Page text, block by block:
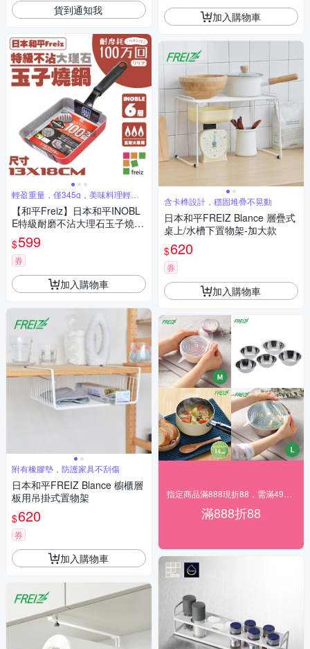
貨到通知我
輕盈重量，僅345g，美味料理輕鬆
煮
【和平Freiz】日本和平INOBL
E特級耐磨不沾大理石玉子燒-1
3x18cm-韓國製 (RA-9729)
$599
券
加入購物車
附有橡膠墊，防護家具不刮傷
日本和平FREIZ Blance 櫥櫃層
板用吊掛式置物架
$620
券
加入購物車
加入購物車
含卡榫設計，穩固堆疊不晃動
日本和平FREIZ Blance 層疊式
桌上/水槽下置物架-加大款
$620
券
加入購物車
滿888折88